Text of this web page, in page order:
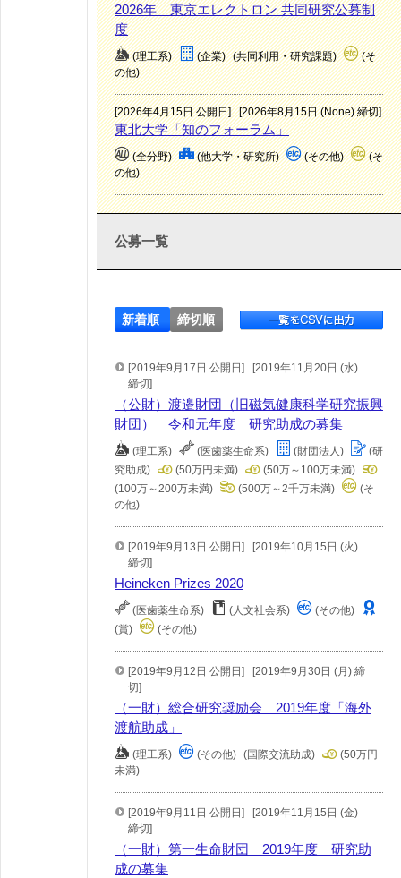
2026年 東京エレクトロン 共同研究公募制
度
(理工系) (企業) (共同利用・研究課題)
(そ
の他)
[2026年4月15日 公開日] [2026年8月15日 (None) 締切]
東北大学「知のフォーラム」
(全分野) (他大学・研究所) (その他)
(そ
の他)
公募一覧
新着順 締切順
[2019年9月17日 公開日]
[2019年11月20日 (水)
締切]
（公財）渡邉財団（旧磁気健康科学研究振興
財団） 令和元年度 研究助成の募集
(理工系) (医歯薬生命系) (財団法人)
(研
究助成)
(50万円未満)
(50万～100万未満)
(100万～200万未満)
(500万～2千万未満)
(そ
の他)
[2019年9月13日 公開日]
[2019年10月15日 (火)
締切]
Heineken Prizes 2020
(医歯薬生命系) (人文社会系)
(その他)
(賞)
(その他)
[2019年9月12日 公開日]
[2019年9月30日 (月) 締
切]
（一財）総合研究奨励会 2019年度「海外
渡航助成」
(理工系) (その他) (国際交流助成)
(50万円
未満)
[2019年9月11日 公開日]
[2019年11月15日 (金)
締切]
（一財）第一生命財団 2019年度 研究助
成の募集